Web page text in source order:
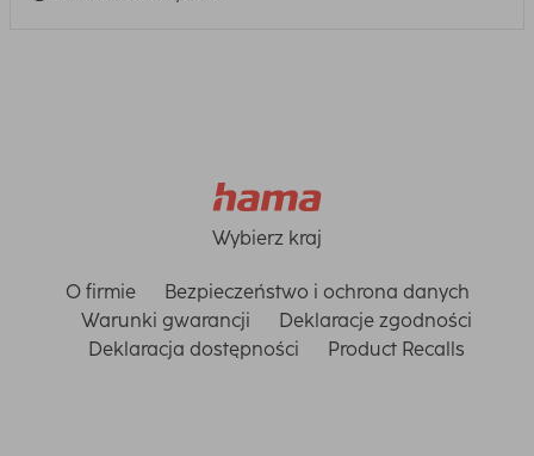
Wybierz kraj
O firmie
Bezpieczeństwo i ochrona danych
Warunki gwarancji
Deklaracje zgodności
Deklaracja dostępności
Product Recalls